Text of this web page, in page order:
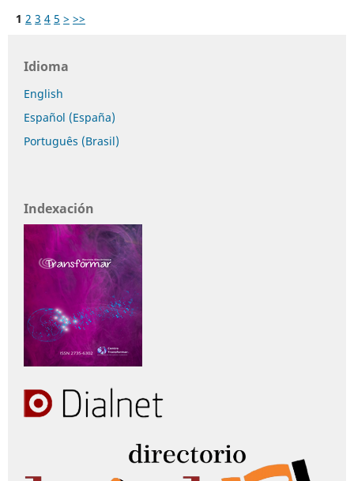
1 2 3 4 5 > >>
Idioma
English
Español (España)
Português (Brasil)
Indexación